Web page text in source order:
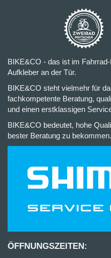
BIKE&CO - das ist im
Aufkleber an der Tür.
BIKE&CO steht vielmehr für
fachkompetente Beratung,
und einen erstklassigen
BIKE&CO bedeutet, hohe
bester Beratung zu bekommen.
ÖFFNUNGSZEITEN: